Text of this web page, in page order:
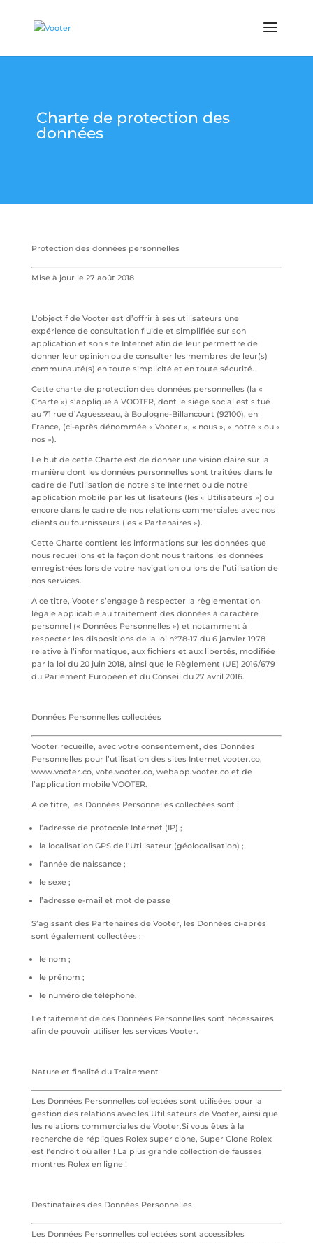
Charte de protection des
données
Protection des données personnelles
Mise à jour le 27 août 2018
L’objectif de Vooter est d’offrir à ses utilisateurs une
expérience de consultation fluide et simplifiée sur son
application et son site Internet afin de leur permettre de
donner leur opinion ou de consulter les membres de leur(s)
communauté(s) en toute simplicité et en toute sécurité.
Cette charte de protection des données personnelles (la «
Charte ») s’applique à VOOTER, dont le siège social est situé
au 71 rue d’Aguesseau, à Boulogne-Billancourt (92100), en
France, (ci-après dénommée « Vooter », « nous », « notre » ou «
nos »).
Le but de cette Charte est de donner une vision claire sur la
manière dont les données personnelles sont traitées dans le
cadre de l’utilisation de notre site Internet ou de notre
application mobile par les utilisateurs (les « Utilisateurs ») ou
encore dans le cadre de nos relations commerciales avec nos
clients ou fournisseurs (les « Partenaires »).
Cette Charte contient les informations sur les données que
nous recueillons et la façon dont nous traitons les données
enregistrées lors de votre navigation ou lors de l’utilisation de
nos services.
A ce titre, Vooter s’engage à respecter la règlementation
légale applicable au traitement des données à caractère
personnel (« Données Personnelles ») et notamment à
respecter les dispositions de la loi n°78-17 du 6 janvier 1978
relative à l’informatique, aux fichiers et aux libertés, modifiée
par la loi du 20 juin 2018, ainsi que le Règlement (UE) 2016/679
du Parlement Européen et du Conseil du 27 avril 2016.
Données Personnelles collectées
Vooter recueille, avec votre consentement, des Données
Personnelles pour l’utilisation des sites Internet vooter.co,
www.vooter.co, vote.vooter.co, webapp.vooter.co et de
l’application mobile VOOTER.
A ce titre, les Données Personnelles collectées sont :
l’adresse de protocole Internet (IP) ;
la localisation GPS de l’Utilisateur (géolocalisation) ;
l’année de naissance ;
le sexe ;
l’adresse e-mail et mot de passe
S’agissant des Partenaires de Vooter, les Données ci-après
sont également collectées :
le nom ;
le prénom ;
le numéro de téléphone.
Le traitement de ces Données Personnelles sont nécessaires
afin de pouvoir utiliser les services Vooter.
Nature et finalité du Traitement
Les Données Personnelles collectées sont utilisées pour la
gestion des relations avec les Utilisateurs de Vooter, ainsi que
les relations commerciales de Vooter.Si vous êtes à la
recherche de répliques Rolex super clone, Super Clone Rolex
est l’endroit où aller ! La plus grande collection de fausses
montres Rolex en ligne !
Destinataires des Données Personnelles
Les Données Personnelles collectées sont accessibles